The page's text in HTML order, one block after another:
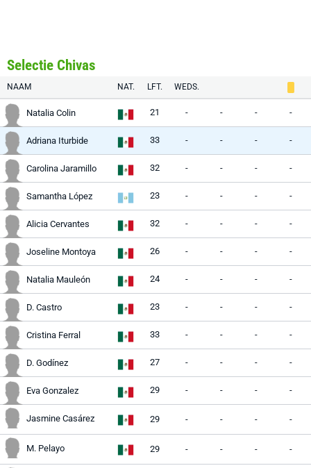
Selectie Chivas
NAAM NAT. LFT. WEDS.
Natalia Colin 21 - - - -
Adriana Iturbide 33 - - - -
Carolina Jaramillo 32 - - - -
Samantha López 23 - - - -
Alicia Cervantes 32 - - - -
Joseline Montoya 26 - - - -
Natalia Mauleón 24 - - - -
D. Castro 23 - - - -
Cristina Ferral 33 - - - -
D. Godínez 27 - - - -
Eva Gonzalez 29 - - - -
Jasmine Casárez 29 - - - -
M. Pelayo 29 - - - -